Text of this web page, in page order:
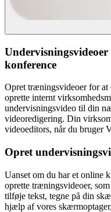
Undervisningsvideoer
konference
Opret træningsvideoer for at
oprette internt
undervisningsvideo til din
videoredigering. Din
videoeditors, når du bruger
Opret
Uanset om du har et online
oprette træningsvideoer,
tilføje tekst, tegne på din
hjælp af vores